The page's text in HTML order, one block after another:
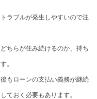
ラブルが発生しやすいので注
ちらが住み続けるのか、持ち
。
もローンの支払い義務が継続
ておく必要もあります。